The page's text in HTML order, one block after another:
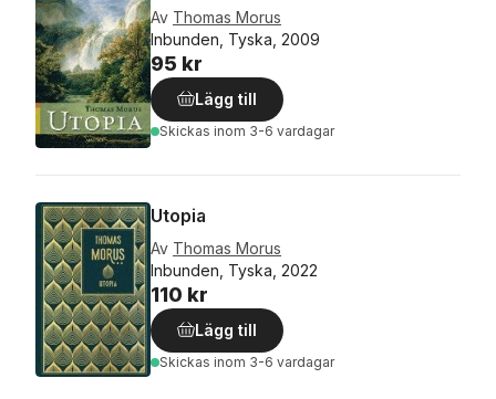
Av Thomas Morus
Inbunden, Tyska, 2009
95 kr
Lägg till
Skickas inom 3-6 vardagar
Utopia
Av Thomas Morus
Inbunden, Tyska, 2022
110 kr
Lägg till
Skickas inom 3-6 vardagar